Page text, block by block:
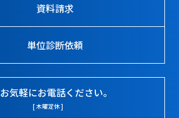
資料請求
単位診断依頼
お気軽にお電話ください。
[ 木曜定休 ]